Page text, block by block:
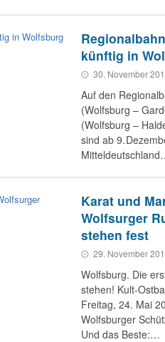
künftig in
30. November
Auf den
(Wolfsburg –
(Wolfsburg –
sind ab 9.
Karat und
Wolfsurger
stehen fest
29. November
Wolfsburg. Die
stehen! Kult-
Freitag, 24. Mai
Wolfsburger
Und das Beste:…